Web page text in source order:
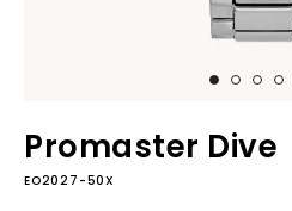
Promaster Dive
EO2027-50X